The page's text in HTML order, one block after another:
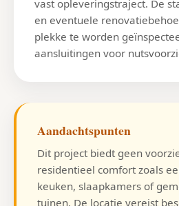
vast opleveringstraject. De
en eventuele
plekke te worden
aansluitingen voor
Aandachtspunten
Dit project biedt geen
residentieel comfort zoals
keuken, slaapkamers of
tuinen. De locatie vereist